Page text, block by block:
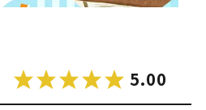
5.00